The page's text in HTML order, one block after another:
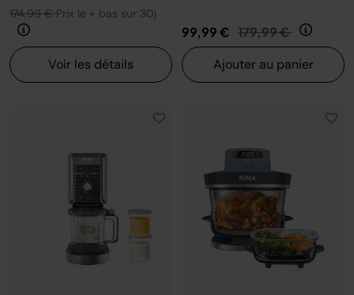
174,99 €Prix le + bas sur 30j
Voir les détails
99,99 € Prix réduit de
179,99 € au
Ajouter au panier